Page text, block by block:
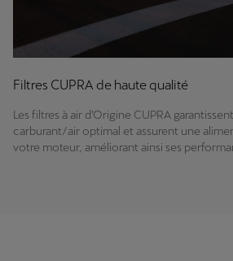
Filtres CUPRA de haute qualité
Les filtres à air d’Origine CUPRA
carburant/air optimal et assurent une
votre moteur, améliorant ainsi ses